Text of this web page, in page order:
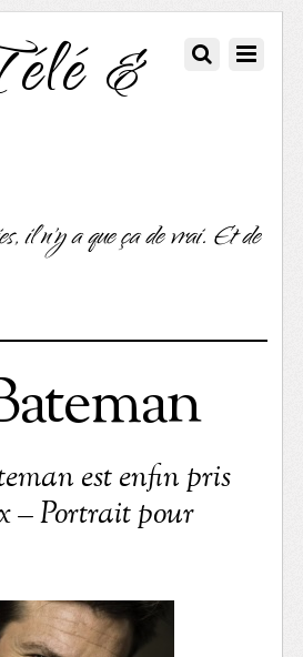
&
il n'y a que ça de vrai. Et de
est enfin pris
– Portrait pour